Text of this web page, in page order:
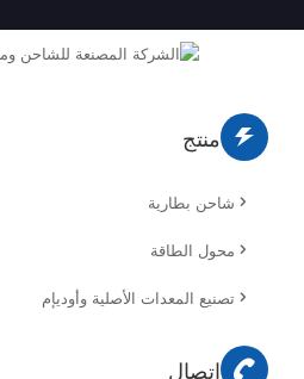
منتج
شاحن بطارية
محول الطاقة
تصنيع المعدات الأصلية وأوديإم
اتصال